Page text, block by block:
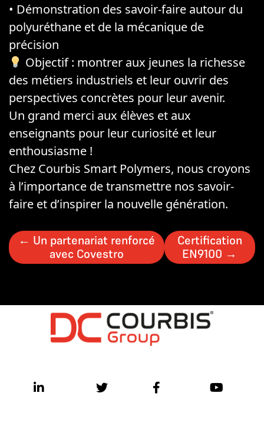
• Démonstration des savoir-faire autour du
polyuréthane et de la mécanique de
précision
Objectif : montrer aux jeunes la richesse
des métiers industriels et leur ouvrir des
perspectives concrètes pour leur avenir.
Un grand merci aux élèves et aux
enseignants pour leur curiosité et leur
enthousiasme !
Chez Courbis Smart Polymers, nous croyons
à l’importance de transmettre nos savoir-
faire et d’inspirer la nouvelle génération.
← Un partenariat renforcé
avec Covestro
Certification
EN9100 →